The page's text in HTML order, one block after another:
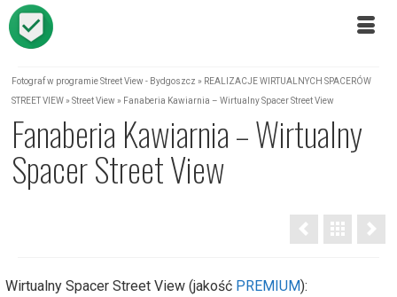
Fotograf w programie Street View - Bydgoszcz » REALIZACJE WIRTUALNYCH SPACERÓW
STREET VIEW» Street View » Fanaberia Kawiarnia – Wirtualny Spacer Street View
Fanaberia Kawiarnia – Wirtualny
Spacer Street View
Wirtualny Spacer Street View (jakość PREMIUM):